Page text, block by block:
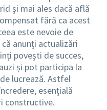
și mai ales dacă află
fără ca acest
este nevoie de
anunți actualizări
povești de succes,
și pot participa la
lucrează. Astfel
esențială
constructive.